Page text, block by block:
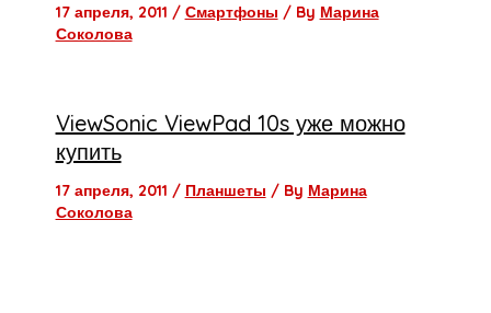
17 апреля, 2011 / Смартфоны / By Марина
Соколова
ViewSonic ViewPad 10s уже можно
купить
17 апреля, 2011 / Планшеты / By Марина
Соколова